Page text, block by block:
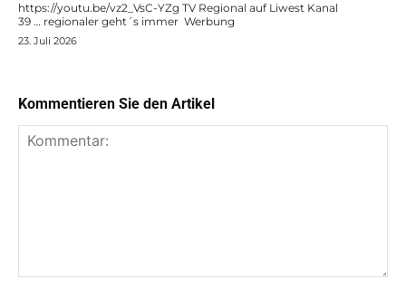
https://youtu.be/vz2_VsC-YZg TV Regional auf Liwest Kanal
39 … regionaler geht´s immer Werbung
23. Juli 2026
Kommentieren Sie den Artikel